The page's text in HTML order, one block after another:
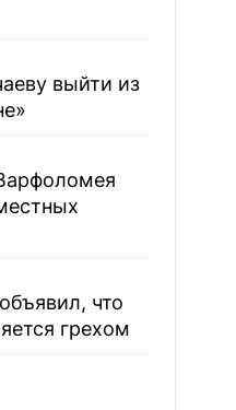
выйти из
что
грехом